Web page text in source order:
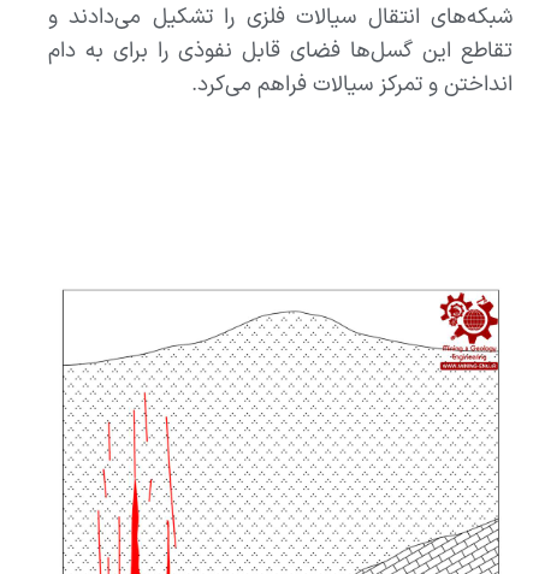
شبکه‌های انتقال سیالات فلزی را تشکیل می‌دادند و
تقاطع این گسل‌ها فضای قابل نفوذی را برای به دام
انداختن و تمرکز سیالات فراهم می‌کرد.